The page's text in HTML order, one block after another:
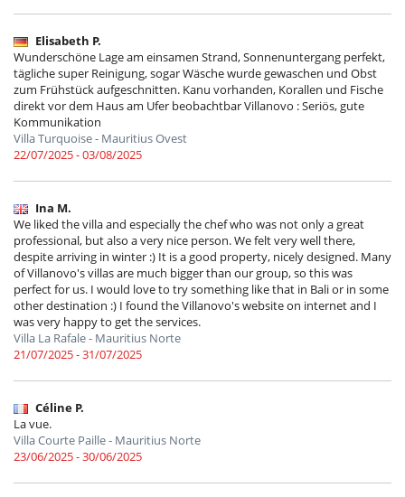
Elisabeth P.
Wunderschöne Lage am einsamen Strand, Sonnenuntergang perfekt,
tägliche super Reinigung, sogar Wäsche wurde gewaschen und Obst
zum Frühstück aufgeschnitten. Kanu vorhanden, Korallen und Fische
direkt vor dem Haus am Ufer beobachtbar Villanovo : Seriös, gute
Kommunikation
Villa Turquoise - Mauritius Ovest
22/07/2025 - 03/08/2025
Ina M.
We liked the villa and especially the chef who was not only a great
professional, but also a very nice person. We felt very well there,
despite arriving in winter :) It is a good property, nicely designed. Many
of Villanovo's villas are much bigger than our group, so this was
perfect for us. I would love to try something like that in Bali or in some
other destination :) I found the Villanovo's website on internet and I
was very happy to get the services.
Villa La Rafale - Mauritius Norte
21/07/2025 - 31/07/2025
Céline P.
La vue.
Villa Courte Paille - Mauritius Norte
23/06/2025 - 30/06/2025